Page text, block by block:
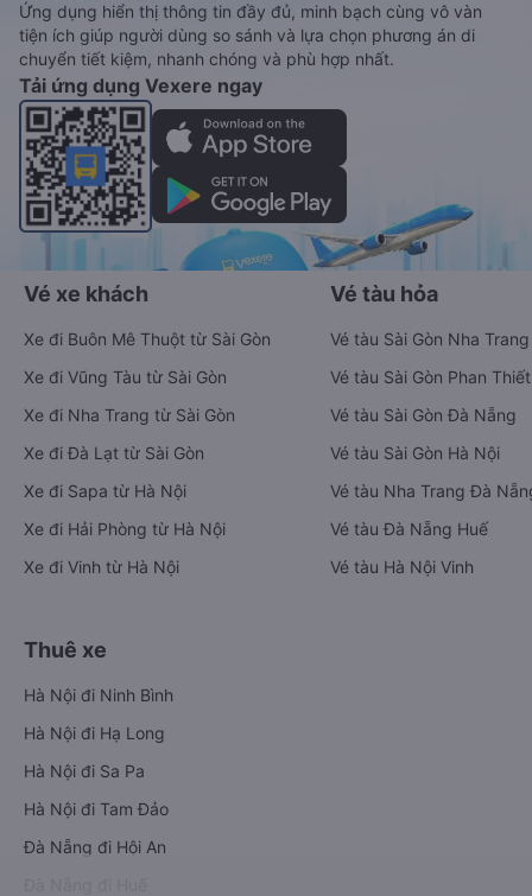
Ứng dụng hiển thị thông tin đầy đủ, minh bạch cùng vô vàn
tiện ích giúp người dùng so sánh và lựa chọn phương án di
chuyển tiết kiệm, nhanh chóng và phù hợp nhất.
Tải ứng dụng Vexere ngay
Vé xe khách
Xe đi Buôn Mê Thuột từ Sài Gòn
Xe đi Vũng Tàu từ Sài Gòn
Xe đi Nha Trang từ Sài Gòn
Xe đi Đà Lạt từ Sài Gòn
Xe đi Sapa từ Hà Nội
Xe đi Hải Phòng từ Hà Nội
Xe đi Vinh từ Hà Nội
Vé tàu hỏa
Vé tàu Sài Gòn Nha Trang
Vé tàu Sài Gòn Phan Thiết
Vé tàu Sài Gòn Đà Nẵng
Vé tàu Sài Gòn Hà Nội
Vé tàu Nha Trang Đà
Vé tàu Đà Nẵng Huế
Vé tàu Hà Nội Vinh
Thuê xe
Hà Nội đi Ninh Bình
Hà Nội đi Hạ Long
Hà Nội đi Sa Pa
Hà Nội đi Tam Đảo
Đà Nẵng đi Hội An